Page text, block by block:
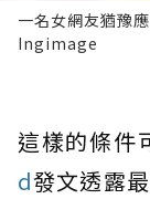
一名女網友猶豫
Ingimage
這樣的條件
d發文透露